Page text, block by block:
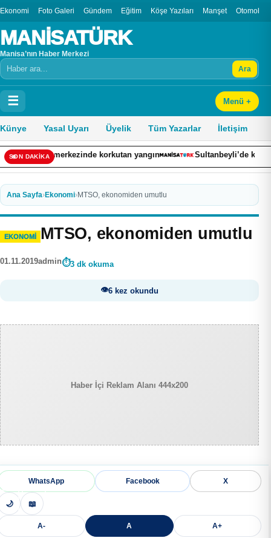
Ekonomi Foto Galeri Gündem Eğitim Köşe Yazıları Manşet Otomobil
MANİSATÜRK
Manisa’nın Haber Merkezi
Arama Ara
☰ Menü +
Künye Yasal Uyarı Üyelik Tüm Yazarlar İletişim
SON DAKİKAkorkutan yangın Sultanbeyli’de kaza yapan
Ana Sayfa›Ekonomi›MTSO, ekonomiden umutlu
EKONOMI MTSO, ekonomiden umutlu
01.11.2019admin 3 dk okuma
6 kez okundu
Haber İçi Reklam Alanı 444x200
WhatsApp Facebook X
🌙 📖
A- A A+